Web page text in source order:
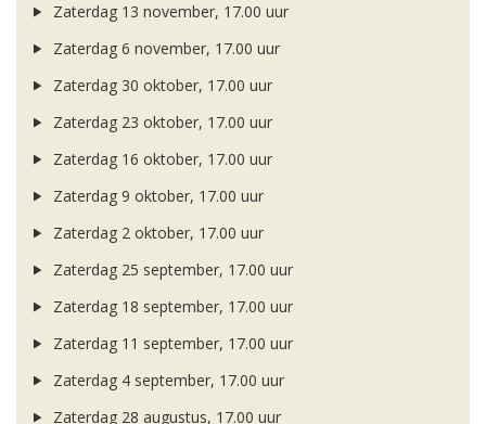
Zaterdag 13 november, 17.00 uur
Zaterdag 6 november, 17.00 uur
Zaterdag 30 oktober, 17.00 uur
Zaterdag 23 oktober, 17.00 uur
Zaterdag 16 oktober, 17.00 uur
Zaterdag 9 oktober, 17.00 uur
Zaterdag 2 oktober, 17.00 uur
Zaterdag 25 september, 17.00 uur
Zaterdag 18 september, 17.00 uur
Zaterdag 11 september, 17.00 uur
Zaterdag 4 september, 17.00 uur
Zaterdag 28 augustus, 17.00 uur